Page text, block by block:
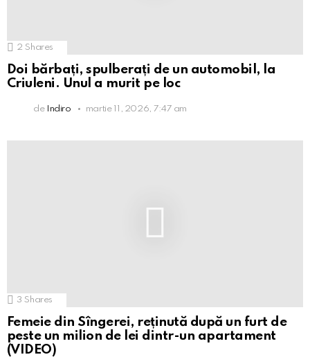
2 Shares
Doi bărbați, spulberați de un automobil, la
Criuleni. Unul a murit pe loc
de Indiro martie 11, 2026, 7:47 am
3 Shares
Femeie din Sîngerei, reținută după un furt de
peste un milion de lei dintr-un apartament
(VIDEO)